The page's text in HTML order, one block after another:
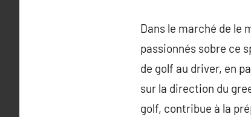
Dans le marché de le
passionnés sobre ce
de golf au driver, en
sur la direction du
golf, contribue à la